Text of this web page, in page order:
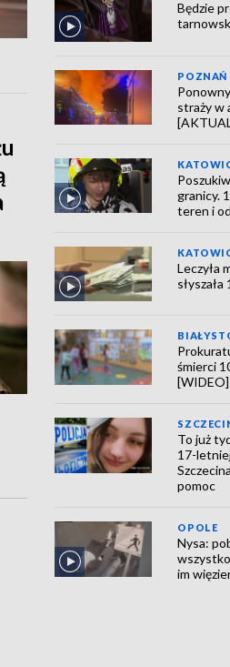
Będzie
POZNAŃ
straży w
granicy.
teren i
Leczyła
śmierci
[WIDEO]
To już
17-
pomoc
OPOLE
Nysa:
im